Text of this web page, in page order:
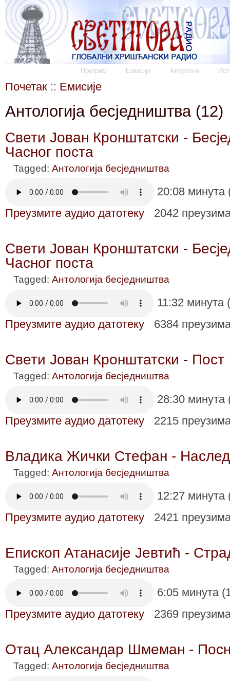
Програм Емисије Актуелно
Почетак :: Емисије
Антологија бесједништва (12)
Свети Јован Кронштатски -
Часног поста
Tagged: Антологија бесједништва
20:08
Преузмите аудио датотеку
2042
Свети Јован Кронштатски -
Часног поста
Tagged: Антологија бесједништва
11:32
Преузмите аудио датотеку
6384
Свети Јован Кронштатски - Пост
Tagged: Антологија бесједништва
28:30
Преузмите аудио датотеку
2215
Владика Жички Стефан -
Tagged: Антологија бесједништва
12:27
Преузмите аудио датотеку
2421
Епископ Атанасије Јевтић -
Tagged: Антологија бесједништва
6:05 минута
Преузмите аудио датотеку
2369
Отац Александар Шмеман -
Tagged: Антологија бесједништва